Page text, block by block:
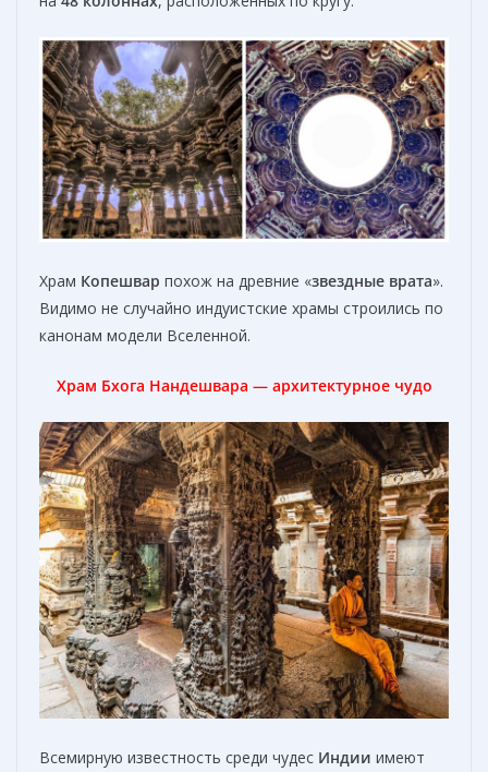
Храм Копешвар похож на древние «звездные врата».
Видимо не случайно индуистские храмы строились по
канонам модели Вселенной.
Храм Бхога Нандешвара — архитектурное чудо
Всемирную известность среди чудес Индии имеют